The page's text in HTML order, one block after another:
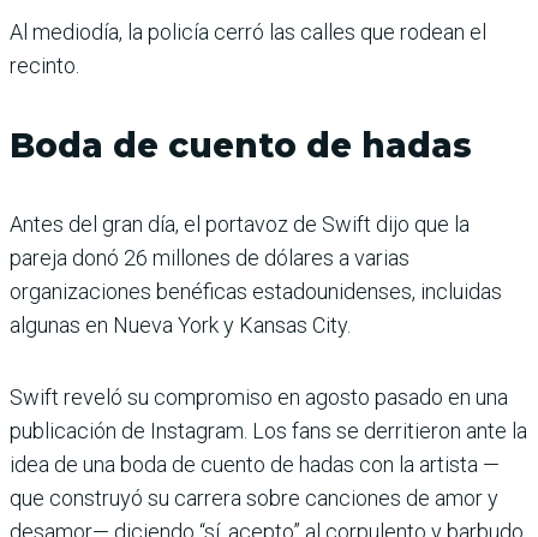
Al mediodía, la policía cerró las calles que rodean el
recinto.
Boda de cuento de hadas
Antes del gran día, el portavoz de Swift dijo que la
pareja donó 26 millones de dólares a varias
organizaciones benéficas estadounidenses, incluidas
algunas en Nueva York y Kansas City.
Swift reveló su compromiso en agosto pasado en una
publicación de Instagram. Los fans se derritieron ante la
idea de una boda de cuento de hadas con la artista —
que construyó su carrera sobre canciones de amor y
desamor— diciendo “sí, acepto” al corpulento y barbudo